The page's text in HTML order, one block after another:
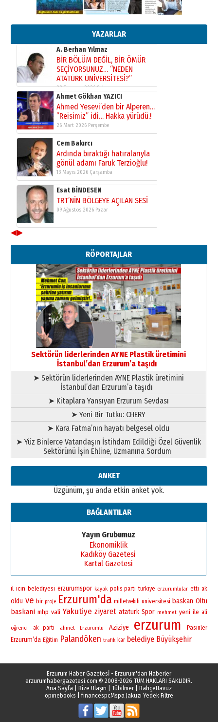
YAZARLAR
Bir fotoğraf, bir şehir, bir
gazeteci… Dizginler kimin
elinde?
31 Mart 2026 Salı
BİR BÖLÜM DEĞİL, BİR ÖMÜR
SEÇİYORSUNUZ… “NEDEN
ATATÜRK ÜNİVERSİTESİ?”
28 Temmuz 2026 Salı
Ahmet Gökhan YAZICI
Ahmed Yesevi’den bir Alperen…
”Reisimiz” idi… Hakka yürüdü.!
26 Mart 2026 Perşembe
Cem Bakırcı
Ardında bıraktığı hatıralarıyla
gönül adamı Faruk Terzioğlu!
13 Mayıs 2026 Çarşamba
Esat BİNDESEN
TRT’NİN BÖLGEYE AÇILAN SESİ
09 Ağustos 2026 Pazar
Kadir SABUNCUOĞLU
Kenan GÜLERCİ
Murat Şahsuvaroğlu ERKON’da
çıtayı yukarı taşırken,
yönetimdekiler aşağı
çekmemeli!
17 Şubat 2026 SalıOrhan BOZKURT
Bir fotoğraf, bir şehir, bir
gazeteci… Dizginler kimin
elinde?
31 Mart 2026 Salı
A. Berhan Yılmaz
BİR BÖLÜM DEĞİL, BİR ÖMÜR
SEÇİYORSUNUZ… “NEDEN
ATATÜRK ÜNİVERSİTESİ?”
28 Temmuz 2026 Salı
Ahmet Gökhan YAZICI
Ahmed Yesevi’den bir Alperen…
”Reisimiz” idi… Hakka yürüdü.!
26 Mart 2026 Perşembe
Ardında bıraktığı hatıralarıyla
13 Mayıs 2026 Çarşamba
Esat BİNDESEN
◀▶
RÖPORTAJLAR
Sektörün liderlerinden AYNE Plastik üretimini
İstanbul’dan Erzurum’a taşıdı
➤ Sektörün liderlerinden AYNE Plastik üretimini
İstanbul’dan Erzurum’a taşıdı
➤ Kitaplara Yansıyan Erzurum Sevdası
➤ Yeni Bir Tutku: CHERY
➤ Kara Fatma’nın hayatı belgesel oldu
➤ Yüz Binlerce Vatandaşın İstihdam Edildiği Özel Güvenlik
Sektörünü İşin Ehline, Uzmanına Sordum
ANKET
Üzgünüm, şu anda etkin anket yok.
BAĞLANTILAR
Yayın Grubumuz
Ekonomiklik
Kadıköy Gazetesi
Kartal Gazetesi
il icin belediyesi erzurumspor kayak polis parti turkiye erzurumlular etti ak
oldu ve bir proje Erzurum'da milletvekili universitesi baskan Oltu
baskani mhp vali Yakutiye ziyaret ataturk Spor mehmet yeni ile ali
öğrenci ak parti ahmet Erzurumlu Aziziye erzurum Pasinler
Erzurum’da Eğitim Palandöken trafik kar belediye Büyükşehir
Erzurum Haber Gazetesİ - Erzurum'dan Haberler
erzurumhabergazetesi.com © 2008-2026 TÜM HAKLARI SAKLIDIR.
Ana Sayfa| Bize Ulaşın Tübilmer| BahçeHavuz
opinebooks |financespcMspa Jakuzi Yedek Filtre